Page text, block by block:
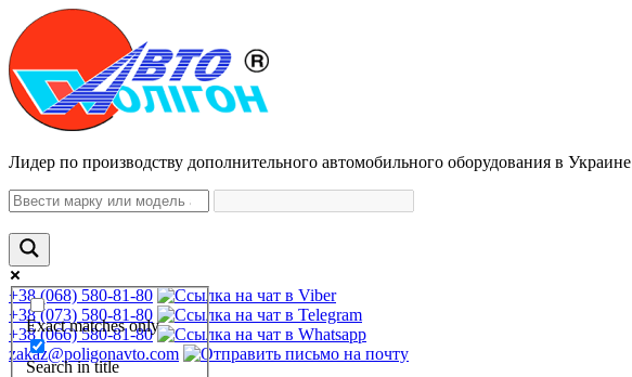
Лидер по производству дополнительного автомобильного оборудования в Украине
Exact matches only
Search in title
+38 (068) 580-81-80
+38 (073) 580-81-80
+38 (066) 580-81-80
zakaz@poligonavto.com